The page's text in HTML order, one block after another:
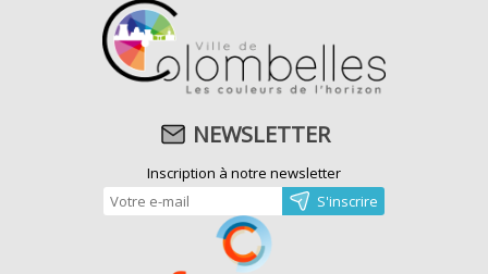
NEWSLETTER
Inscription à notre newsletter